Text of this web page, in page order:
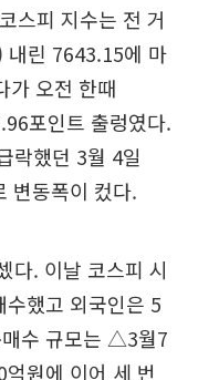
스피 지수는 전 거
내린 7643.15에 마
가 오전 한때
포인트 출렁였다.
락했던 3월 4일
변동폭이 컸다.
다. 이날 코스피 시
했고 외국인은 5
수 규모는 △3월7
원에 이어 세 번